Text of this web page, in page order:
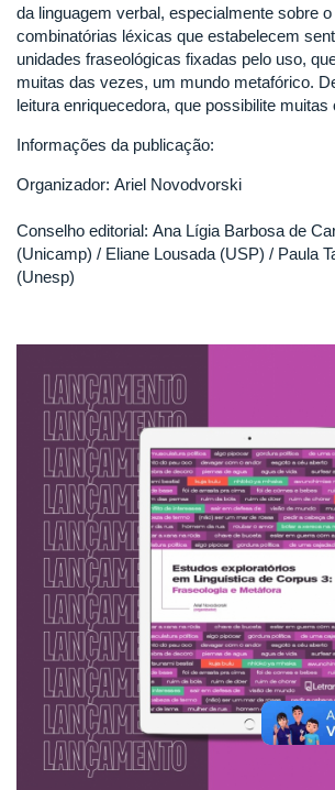
da linguagem verbal, especialmente sobre
combinatórias léxicas que estabelecem
unidades fraseológicas fixadas pelo uso,
muitas das vezes, um mundo metafórico.
leitura enriquecedora, que possibilite
Informações da publicação:
Organizador: Ariel Novodvorski
Conselho editorial: Ana Lígia Barbosa de
(Unicamp) / Eliane Lousada (USP) / Paula
(Unesp)